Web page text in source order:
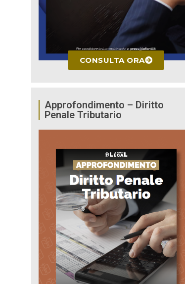
CONSULTA ORA
Approfondimento – Diritto
Penale Tributario